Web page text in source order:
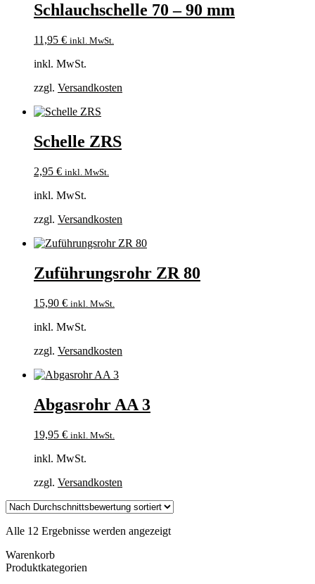
Schlauchschelle 70 – 90 mm
11,95 € inkl. MwSt.
inkl. MwSt.
zzgl. Versandkosten
Schelle ZRS
2,95 € inkl. MwSt.
inkl. MwSt.
zzgl. Versandkosten
Zuführungsrohr ZR 80
15,90 € inkl. MwSt.
inkl. MwSt.
zzgl. Versandkosten
Abgasrohr AA 3
19,95 € inkl. MwSt.
inkl. MwSt.
zzgl. Versandkosten
Alle 12 Ergebnisse werden angezeigtNach
Warenkorb
Produktkategorien